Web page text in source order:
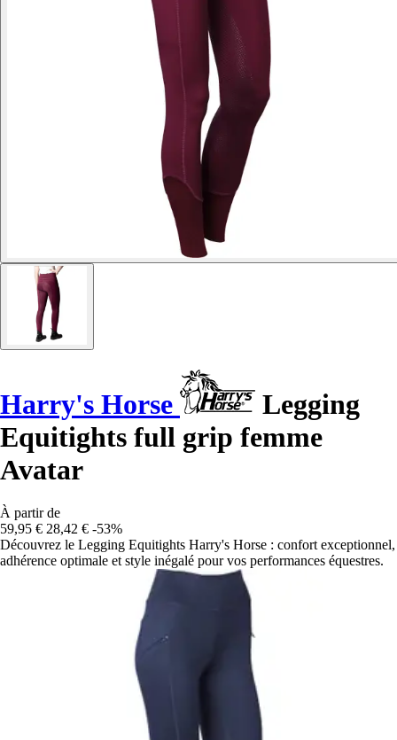
Harry's Horse
Legging
Equitights full grip femme
Avatar
À partir de
59,95 € 28,42 € -53%
Découvrez le Legging Equitights Harry's Horse : confort exceptionnel,
adhérence optimale et style inégalé pour vos performances équestres.